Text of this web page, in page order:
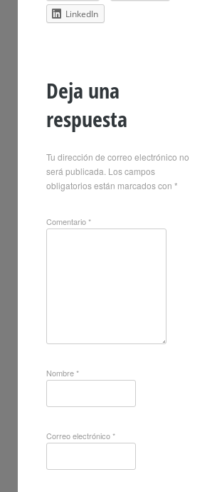
LinkedIn
Deja una
respuesta
Tu dirección de correo electrónico no
será publicada. Los campos
obligatorios están marcados con *
Comentario*
Nombre*
Correo electrónico*